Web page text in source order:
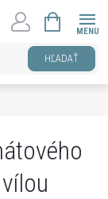
HĽADAŤ
KOŠÍK